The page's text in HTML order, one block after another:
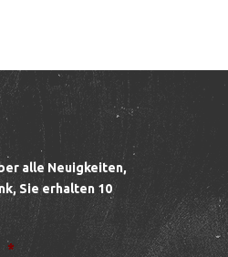
alle Neuigkeiten,
Sie erhalten 10
*